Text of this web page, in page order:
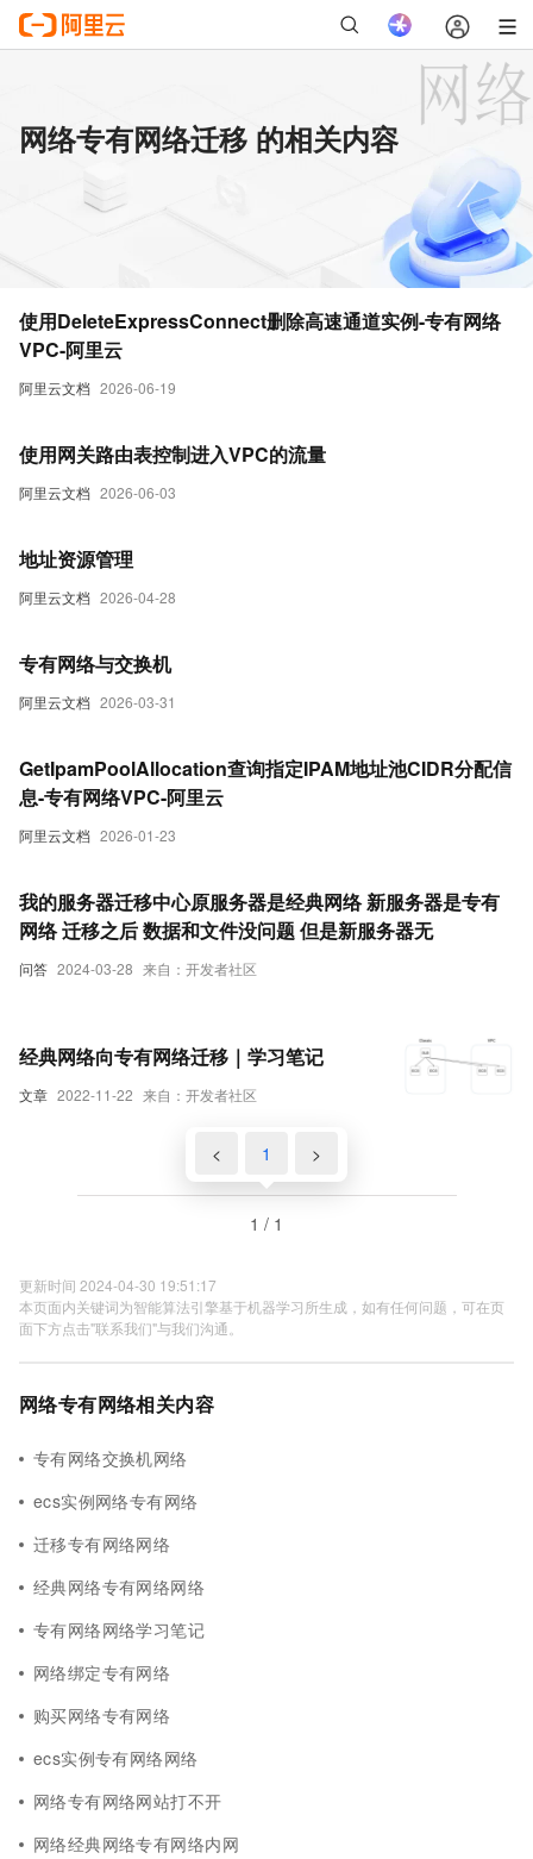
网络专有网络迁移 的相关内容
阿里云文档 2026-06-19
使用DeleteExpressConnect删除高速通道实例-专有网络
VPC-阿里云
阿里云文档 2026-06-03
使用网关路由表控制进入VPC的流量
阿里云文档 2026-04-28
地址资源管理
阿里云文档 2026-03-31
专有网络与交换机
阿里云文档 2026-01-23
GetIpamPoolAllocation查询指定IPAM地址池CIDR分配信
息-专有网络VPC-阿里云
问答 2024-03-28 来自：开发者社区
我的服务器迁移中心原服务器是经典网络 新服务器是专有
网络 迁移之后 数据和文件没问题 但是新服务器无
文章 2022-11-22 来自：开发者社区
经典网络向专有网络迁移｜学习笔记
< 1 >
1 / 1
更新时间 2024-04-30 19:51:17
本页面内关键词为智能算法引擎基于机器学习所生成，如有任何问题，可在页
面下方点击"联系我们"与我们沟通。
网络专有网络相关内容
专有网络交换机网络
ecs实例网络专有网络
迁移专有网络网络
经典网络专有网络网络
专有网络网络学习笔记
网络绑定专有网络
购买网络专有网络
ecs实例专有网络网络
网络专有网络网站打不开
网络经典网络专有网络内网